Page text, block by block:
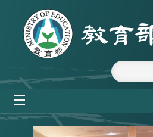
跳到主要內容區塊
:::